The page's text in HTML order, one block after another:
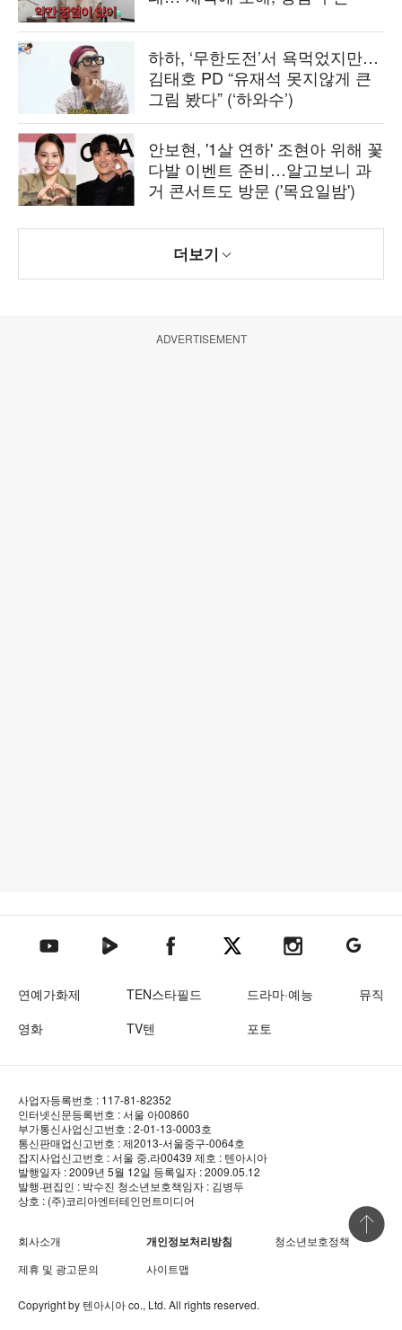
하하, ‘무한도전’서 욕먹었지만…
김태호 PD “유재석 못지않게 큰
그림 봤다” (‘하와수’)
안보현, '1살 연하' 조현아 위해 꽃
다발 이벤트 준비…알고보니 과
거 콘서트도 방문 ('목요일밤')
더보기
ADVERTISEMENT
텐아시아 유튜브텐아시아 네이버TV텐아시아 페이스북텐아시아 엑스텐아시아 인스타그램
텐아시아
연예가화제 TEN스타필드 드라마·예능
뮤직
영화
TV텐 포토
사업자등록번호 : 117-81-82352
인터넷신문등록번호 : 서울 아00860
부가통신사업신고번호 : 2-01-13-0003호
통신판매업신고번호 : 제2013-서울중구-0064호
잡지사업신고번호 : 서울 중.라00439 제호 : 텐아시아
발행일자 : 2009년 5월 12일 등록일자 : 2009.05.12
발행·편집인 : 박수진 청소년보호책임자 : 김병두
상호 : (주)코리아엔터테인먼트미디어
회사소개 개인정보처리방침
청소년보호정책
제휴 및 광고문의
사이트맵
Copyright by 텐아시아co., Ltd. All rights reserved.
상단 바로